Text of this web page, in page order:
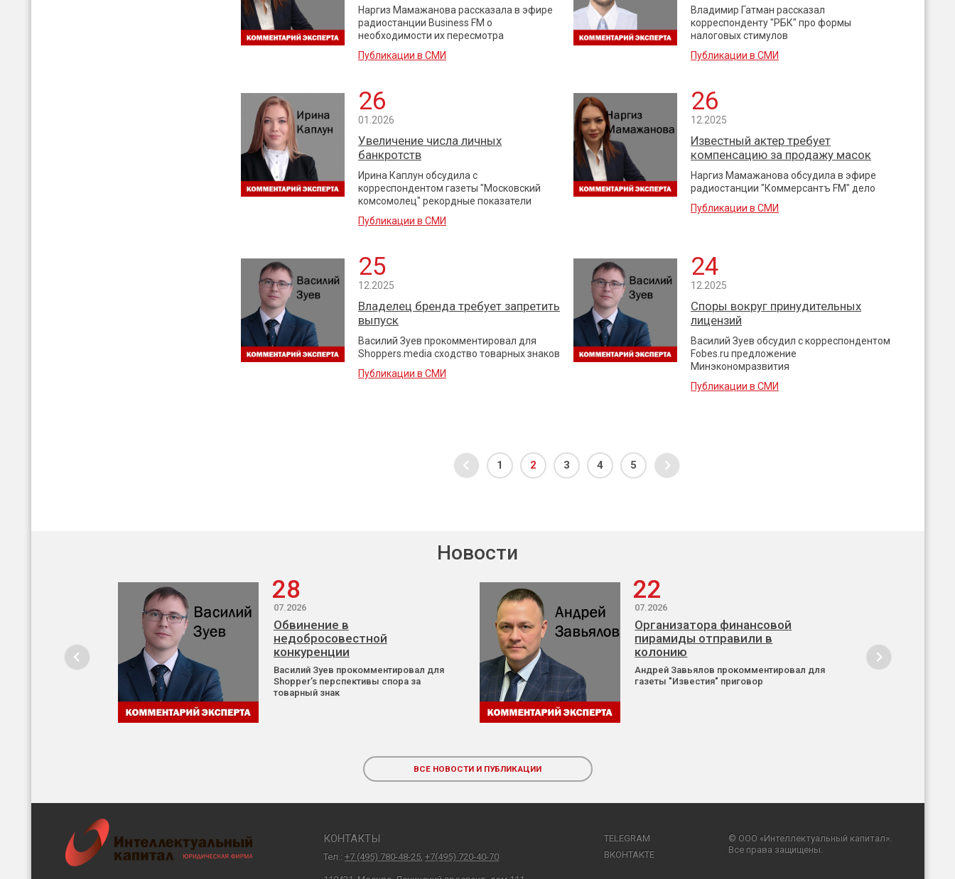
Наргиз Мамажанова рассказала в эфире
радиостанции Business FM о
необходимости их пересмотра
Публикации в СМИ
Владимир Гатман рассказал
корреспонденту "РБК" про формы
налоговых стимулов
Публикации в СМИ
26
01.2026
Увеличение числа личных
банкротств
Ирина Каплун обсудила с
корреспондентом газеты "Московский
комсомолец" рекордные показатели
Публикации в СМИ
26
12.2025
Известный актер требует
компенсацию за продажу масок
Наргиз Мамажанова обсудила в эфире
радиостанции "Коммерсантъ FM" дело
Публикации в СМИ
25
12.2025
Владелец бренда требует запретить
выпуск
Василий Зуев прокомментировал для
Shoppers.media сходство товарных знаков
Публикации в СМИ
24
12.2025
Споры вокруг принудительных
лицензий
Василий Зуев обсудил с корреспондентом
Fobes.ru предложение
Минэкономразвития
Публикации в СМИ
1 2 3 4 5
Новости
28
07.2026
Обвинение в
недобросовестной
конкуренции
Василий Зуев прокомментировал для
Shopper’s перспективы спора за
товарный знак
22
07.2026
Организатора финансовой
пирамиды отправили в
колонию
Андрей Завьялов прокомментировал для
газеты "Известия" приговор
ВСЕ НОВОСТИ И ПУБЛИКАЦИИ
КОНТАКТЫ
Тел.:+7 (495) 780-48-25 ,+7(495) 720-40-70
TELEGRAM
ВКОНТАКТЕ
© ООО «Интеллектуальный капитал».
Все права защищены.